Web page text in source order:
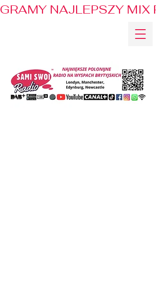
GRAMY NAJLEPSZY MIX